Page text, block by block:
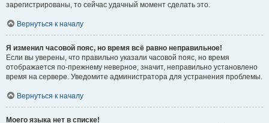
зарегистрированы, то сейчас удачный момент сделать это.
Вернуться к началу
Я изменил часовой пояс, но время всё равно неправильное!
Если вы уверены, что правильно указали часовой пояс, но время
отображается по-прежнему неверное, значит, неправильно установлено
время на сервере. Уведомите администратора для устранения проблемы.
Вернуться к началу
Моего языка нет в списке!